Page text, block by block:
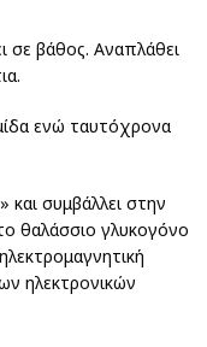
σε βάθος. Αναπλάθει
ενώ ταυτόχρονα
και συμβάλλει στην
θαλάσσιο γλυκογόνο
ηλεκτρονικών